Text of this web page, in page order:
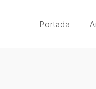
Portada